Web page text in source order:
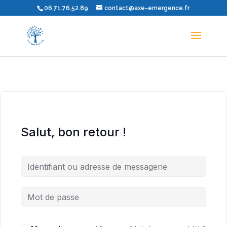
06.71.76.52.89 contact@axe-emergence.fr
Salut, bon retour !